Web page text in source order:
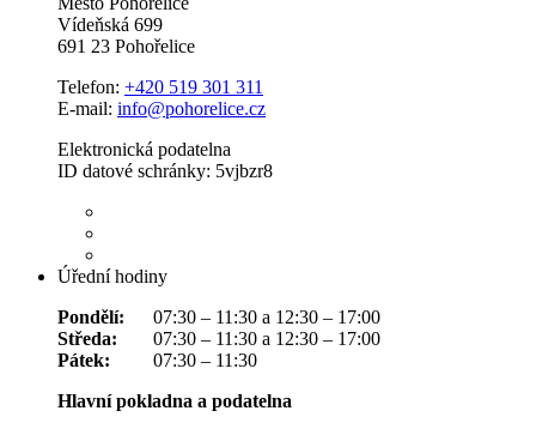
Vídeňská 699
691 23 Pohořelice
Telefon: +420 519 301 311
E-mail: info@pohorelice.cz
Elektronická podatelna
ID datové schránky: 5vjbzr8
Úřední hodiny
Pondělí:
07:30 – 11:30 a 12:30 – 17:00
Středa:
07:30 – 11:30 a 12:30 – 17:00
Pátek:
07:30 – 11:30
Hlavní pokladna a podatelna